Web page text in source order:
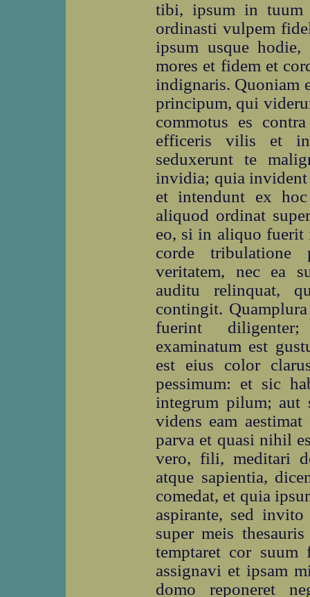
tibi, ipsum in tuum
ordinasti vulpem
ipsum usque
mores et fidem et
indignaris. Quoniam
principum, qui
commotus es
efficeris vilis et
seduxerunt te
invidia; quia
et intendunt ex
aliquod ordinat
eo, si in aliquo fuerit
corde tribulatione
veritatem, nec ea
auditu relinquat,
contingit.
fuerint
examinatum est
est eius color
pessimum: et sic
integrum pilum; aut
videns eam aestimat
parva et quasi nihil
vero, fili, meditari
atque sapientia,
comedat, et quia
aspirante, sed
super meis
temptaret cor
assignavi et ipsam
domo reponeret